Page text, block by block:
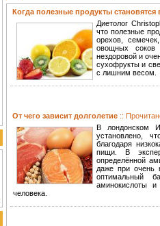
Когда полезные продукты
Диетолог
что полезные
орехов,
овощных соков
нездоровой и
сухофрукты и
с лишним весом.
От чего зависит долголетие ::
В лондонском
установлено,
благодаря
пищи. В
определённой
даже при очень
оптимальный
аминокислоты
человека.